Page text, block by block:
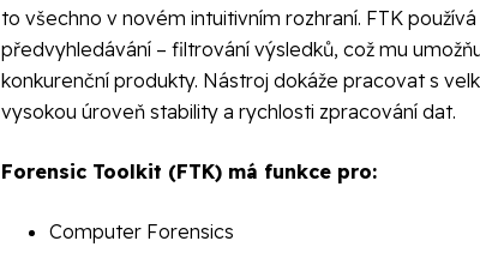
to všechno v novém intuitivním rozhraní. FTK
předvyhledávání – filtrování výsledků, což mu
konkurenční produkty. Nástroj dokáže pracovat s
vysokou úroveň stability a rychlosti zpracování dat.
Forensic Toolkit (FTK) má funkce pro:
Computer Forensics